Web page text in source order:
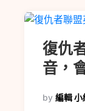
復仇
音，
by 編輯